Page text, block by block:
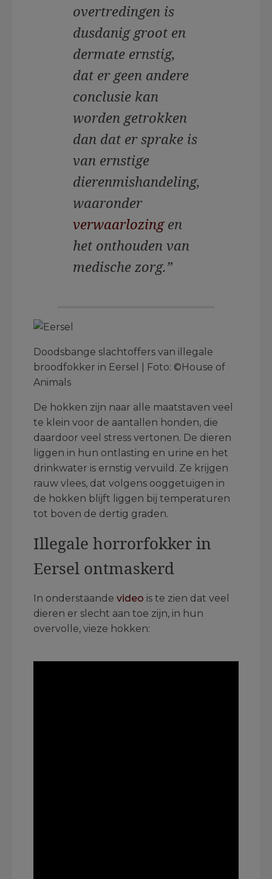
overtredingen is
dusdanig groot en
dermate ernstig,
dat er geen andere
conclusie kan
worden getrokken
dan dat er sprake is
van ernstige
dierenmishandeling,
waaronder
verwaarlozingen
het onthouden van
medische zorg.”
Doodsbange slachtoffers van illegale
broodfokker in Eersel | Foto: ©House of
Animals
De hokken zijn naar alle maatstaven veel
te klein voor de aantallen honden, die
daardoor veel stress vertonen. De dieren
liggen in hun ontlasting en urine en het
drinkwater is ernstig vervuild. Ze krijgen
rauw vlees, dat volgens ooggetuigen in
de hokken blijft liggen bij temperaturen
tot boven de dertig graden.
Illegale horrorfokker in
Eersel ontmaskerd
In onderstaande video is te zien dat veel
dieren er slecht aan toe zijn, in hun
overvolle, vieze hokken: